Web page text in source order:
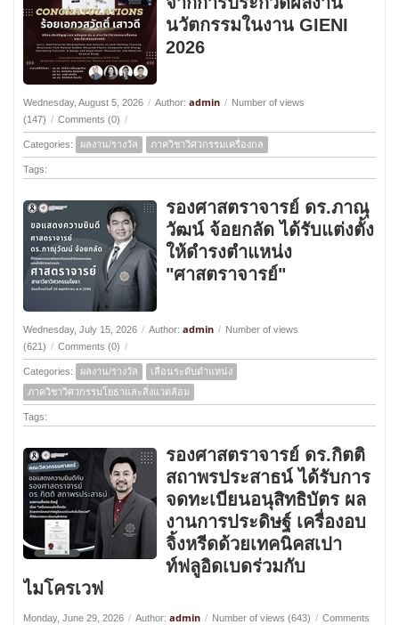
นวัตกรรมในงาน GIENI
2026
Wednesday, August 5, 2026 / Author: admin / Number of views
(147) / Comments (0) /
Categories: ผลงาน/รางวัล ภาควิชาวิศวกรรมเครื่องกล
Tags:
รองศาสตราจารย์ ดร.ภาณุ
วัฒน์ จ้อยกลัด ได้รับแต่งตั้ง
ให้ดำรงตำแหน่ง
"ศาสตราจารย์"
Wednesday, July 15, 2026 / Author: admin / Number of views
(621) / Comments (0) /
Categories: ผลงาน/รางวัล
เลื่อนระดับตำแหน่ง
ภาควิชาวิศวกรรมโยธาและสิ่งแวดล้อม
Tags:
รองศาสตราจารย์ ดร.กิตติ
สถาพรประสาธน์ ได้รับการ
จดทะเบียนอนุสิทธิบัตร ผล
งานการประดิษฐ์ เครื่องอบ
จิ้งหรีดด้วยเทคนิคสเปา
ท์ฟลูอิดเบดร่วมกับ
ไมโครเวฟ
Monday, June 29, 2026 / Author: admin / Number of views (643) / Comments